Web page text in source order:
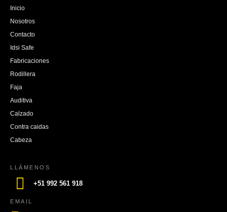
Inicio
Nosotros
Contacto
Idsi Safe
Fabricaciones
Rodillera
Faja
Auditiva
Calzado
Contra caidas
Cabeza
LLÁMENOS
+51 992 561 918
EMAIL